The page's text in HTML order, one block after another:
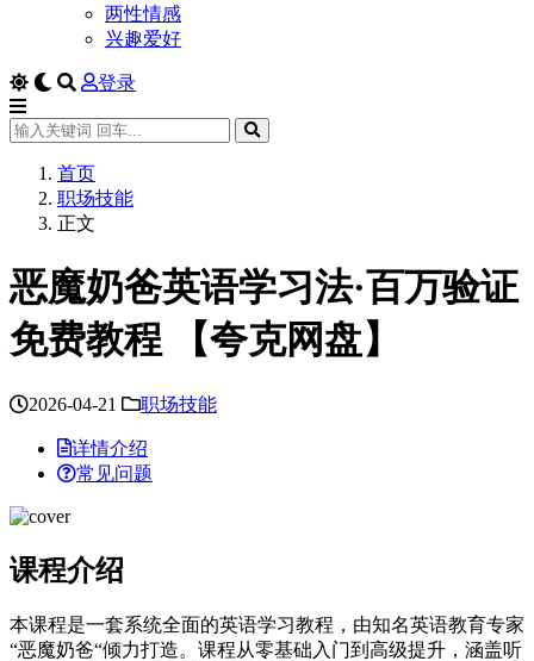
两性情感
兴趣爱好
登录
首页
职场技能
正文
恶魔奶爸英语学习法·百万验证
免费教程 【夸克网盘】
2026-04-21 职场技能
详情介绍
常见问题
课程介绍
本课程是一套系统全面的英语学习教程，由知名英语教育专家
“恶魔奶爸“倾力打造。课程从零基础入门到高级提升，涵盖听